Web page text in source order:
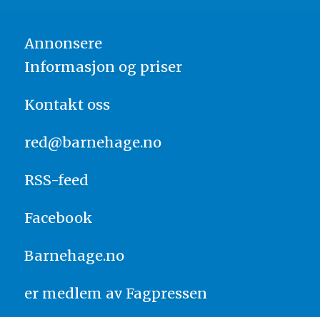
Annonsere
Informasjon og priser
Kontakt oss
red@barnehage.no
RSS-feed
Facebook
Barnehage.no
er medlem av Fagpressen